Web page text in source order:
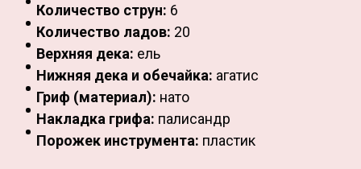
Количество струн: 6
Количество ладов: 20
Верхняя дека: ель
Нижняя дека и обечайка: агатис
Гриф (материал): нато
Накладка грифа: палисандр
Порожек инструмента: пластик